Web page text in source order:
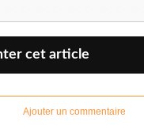
cet article
Ajouter un commentaire